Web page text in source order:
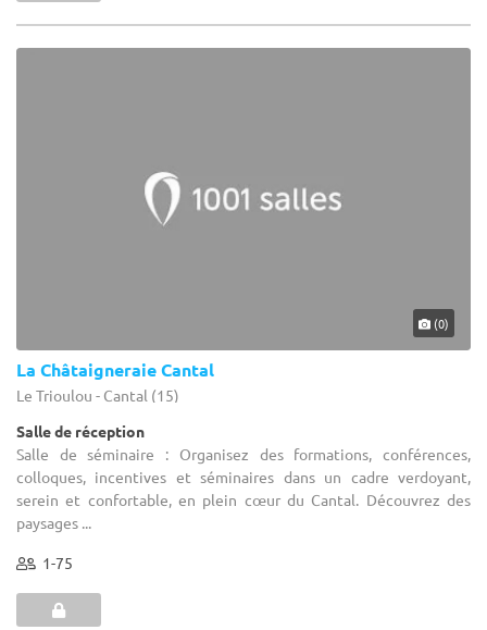
(0)
La Châtaigneraie Cantal
Le Trioulou - Cantal (15)
Salle de réception
Salle de séminaire : Organisez des formations, conférences,
colloques, incentives et séminaires dans un cadre verdoyant,
serein et confortable, en plein cœur du Cantal. Découvrez des
paysages ...
1-75